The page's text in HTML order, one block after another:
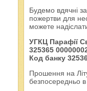
Будемо вдячні
пожертви для
можете
УГКЦ Парафії
325365
Код банку
Прошення на
безпосередньо в